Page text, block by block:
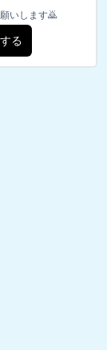
いします🙇
る